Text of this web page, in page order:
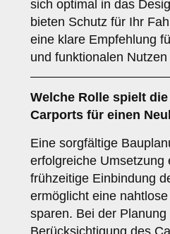
sich optimal in das
bieten Schutz für Ihr
eine klare Empfehlung
und funktionalen
Welche Rolle spielt
Carports für einen
Eine sorgfältige
erfolgreiche Umsetzung
frühzeitige Einbindung
ermöglicht eine
sparen. Bei der
Berücksichtigung des